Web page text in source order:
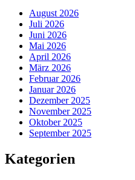
August 2026
Juli 2026
Juni 2026
Mai 2026
April 2026
März 2026
Februar 2026
Januar 2026
Dezember 2025
November 2025
Oktober 2025
September 2025
Kategorien